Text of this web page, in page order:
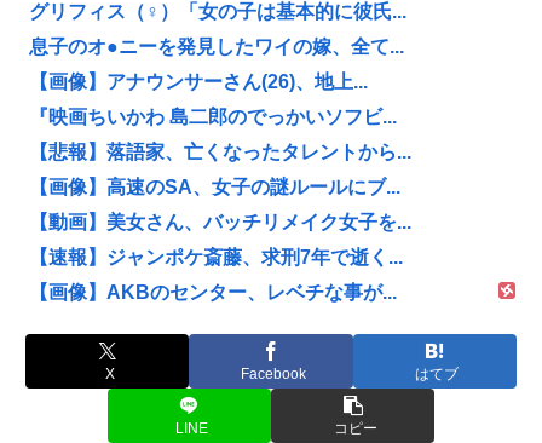
グリフィス（♀）「女の子は基本的に彼氏...
息子のオ●ニーを発見したワイの嫁、全て...
【画像】アナウンサーさん(26)、地上...
『映画ちいかわ 島二郎のでっかいソフビ...
【悲報】落語家、亡くなったタレントから...
【画像】高速のSA、女子の謎ルールにブ...
【動画】美女さん、バッチリメイク女子を...
【速報】ジャンポケ斎藤、求刑7年で逝く...
【画像】AKBのセンター、レベチな事が...
X Facebook はてブ
LINE コピー